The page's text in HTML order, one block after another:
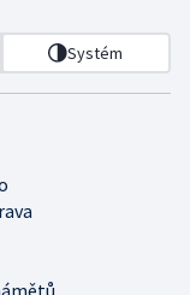
Systém